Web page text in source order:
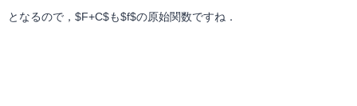
となるので，$F+C$も$f$の原始関数ですね．